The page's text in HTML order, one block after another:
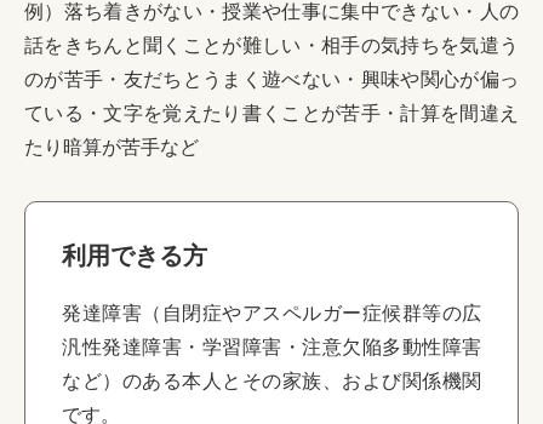
例）落ち着きがない・授業や仕事に集中できない・人の
話をきちんと聞くことが難しい・相手の気持ちを気遣う
のが苦手・友だちとうまく遊べない・興味や関心が偏っ
ている・文字を覚えたり書くことが苦手・計算を間違え
たり暗算が苦手など
利用できる方
発達障害（自閉症やアスペルガー症候群等の広
汎性発達障害・学習障害・注意欠陥多動性障害
など）のある本人とその家族、および関係機関
です。